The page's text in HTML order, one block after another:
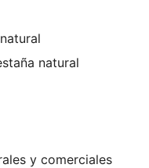
natural
y comerciales